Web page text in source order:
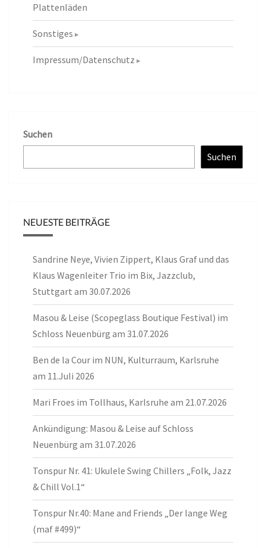
Plattenläden
Sonstiges
Impressum/Datenschutz
Suchen
Suchen
NEUESTE BEITRÄGE
Sandrine Neye, Vivien Zippert, Klaus Graf und das
Klaus Wagenleiter Trio im Bix, Jazzclub,
Stuttgart am 30.07.2026
Masou & Leise (Scopeglass Boutique Festival) im
Schloss Neuenbürg am 31.07.2026
Ben de la Cour im NUN, Kulturraum, Karlsruhe
am 11.Juli 2026
Mari Froes im Tollhaus, Karlsruhe am 21.07.2026
Ankündigung: Masou & Leise auf Schloss
Neuenbürg am 31.07.2026
Tonspur Nr. 41: Ukulele Swing Chillers „Folk, Jazz
& Chill Vol.1“
Tonspur Nr.40: Mane and Friends „Der lange Weg
(maf #499)“